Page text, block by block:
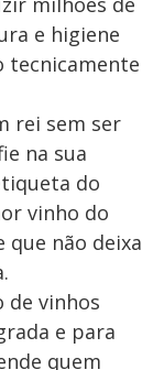
e higiene
tecnicamente
rei sem ser
na sua
do
vinho do
que não deixa
de vinhos
e para
quem